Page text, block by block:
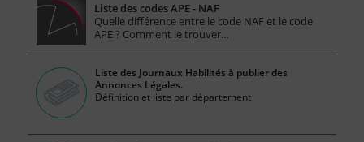
Liste des codes APE - NAF
Quelle différence entre le code NAF et le code
APE ? Comment le trouver…
Liste des Journaux Habilités à publier des
Annonces Légales.
Définition et liste par département